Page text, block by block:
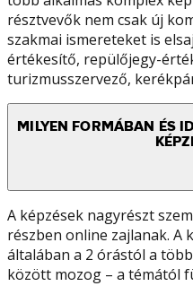
résztvevők nem csak új
szakmai ismereteket is
értékesítő, repülőjegy-
turizmusszervező,
MILYEN FORMÁBAN ÉS
A képzések nagyrészt
részben online zajlanak. A
általában a 2 órástól a
között mozog – a témától